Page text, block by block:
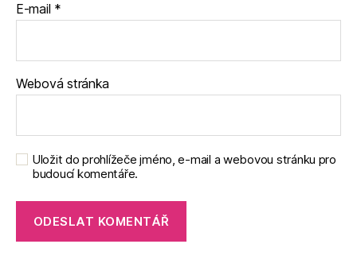
E-mail *
Webová stránka
Uložit do prohlížeče jméno, e-mail a webovou stránku pro
budoucí komentáře.